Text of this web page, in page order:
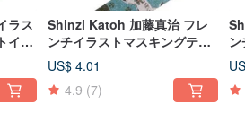
ラス
イ・
Shinzi Katoh 加藤真治 フレ
ンチイラストマスキングテー
プ（テディベア KS-MT-
10016）
US$ 4.01
4.9 (7)